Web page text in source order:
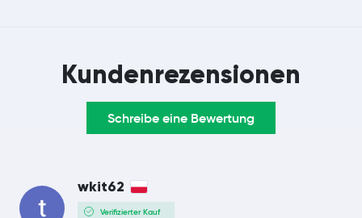
Lido Staked Ether STETH
Dogecoin DOGE
Cardano ADA
Kundenrezensionen
Schreibe eine Bewertung
wkit62
Verifizierter Kauf